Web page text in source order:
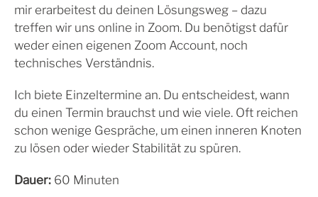
mir erarbeitest du deinen Lösungsweg – dazu
treffen wir uns online in Zoom. Du benötigst dafür
weder einen eigenen Zoom Account, noch
technisches Verständnis.
Ich biete Einzeltermine an. Du entscheidest, wann
du einen Termin brauchst und wie viele. Oft reichen
schon wenige Gespräche, um einen inneren Knoten
zu lösen oder wieder Stabilität zu spüren.
Dauer: 60 Minuten